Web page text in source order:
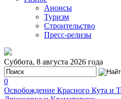
Анонсы
Туризм
Строительство
Пресс-релизы
Суббота, 8 августа 2026 года
0
Освобождение Красного Кута и